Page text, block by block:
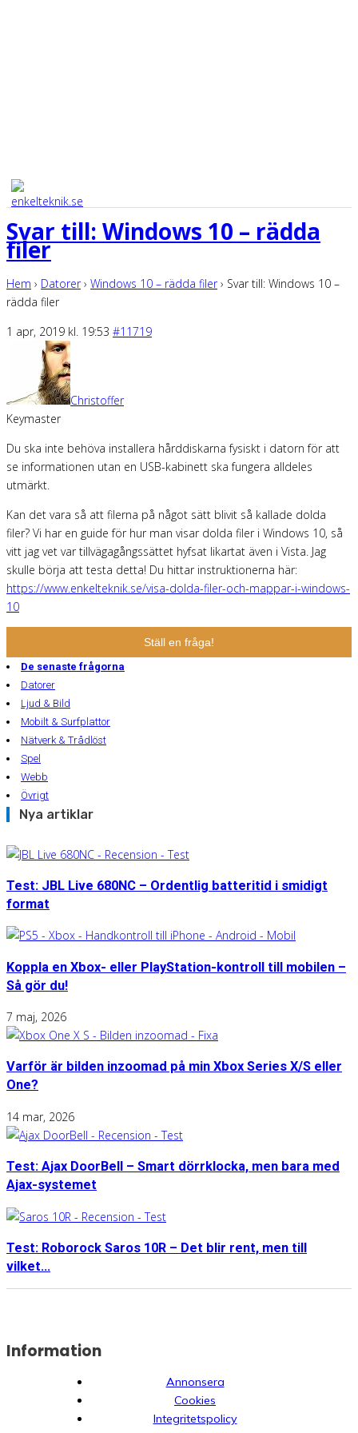
Svar till: Windows 10 – rädda
filer
Hem › Datorer › Windows 10 – rädda filer › Svar till: Windows 10 –
rädda filer
1 apr, 2019 kl. 19:53 #11719
Christoffer
Keymaster
Du ska inte behöva installera hårddiskarna fysiskt i datorn för att
se informationen utan en USB-kabinett ska fungera alldeles
utmärkt.
Kan det vara så att filerna på något sätt blivit så kallade dolda
filer? Vi har en guide för hur man visar dolda filer i Windows 10, så
vitt jag vet var tillvägagångssättet hyfsat likartat även i Vista. Jag
skulle börja att testa detta! Du hittar instruktionerna här:
https://www.enkelteknik.se/visa-dolda-filer-och-mappar-i-windows-
10
Ställ en fråga!
De senaste frågorna
Datorer
Ljud & Bild
Mobilt & Surfplattor
Nätverk & Trådlöst
Spel
Webb
Övrigt
Nya artiklar
Test: JBL Live 680NC – Ordentlig batteritid i smidigt
format
Koppla en Xbox- eller PlayStation-kontroll till mobilen –
Så gör du!
7 maj, 2026
Varför är bilden inzoomad på min Xbox Series X/S eller
One?
14 mar, 2026
Test: Ajax DoorBell – Smart dörrklocka, men bara med
Ajax-systemet
Test: Roborock Saros 10R – Det blir rent, men till
vilket...
Information
Annonsera
Cookies
Integritetspolicy